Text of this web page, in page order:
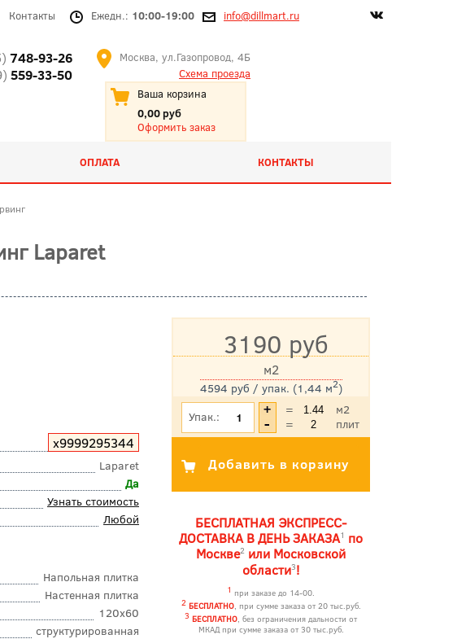
Контакты Ежедн.: 10:00-19:00 info@dillmart.ru
748-93-26
559-33-50
Москва, ул.Газопровод, 4Б
Схема проезда
Ваша корзина
0,00 руб
Оформить заказ
ОПЛАТА КОНТАКТЫ
Laparet
х9999295344
Laparet
Да
Узнать стоимость
Любой
Напольная плитка
Настенная плитка
120x60
структурированная
3190 руб
4594 руб / упак. (1,44 м2)
м2
*Цена указана с учетом НДС
Упак.: =
м2
=
плит
БЕСПЛАТНАЯ ЭКСПРЕСС-
ДОСТАВКА В ДЕНЬ ЗАКАЗА1 по
Москве2 или Московской
области3!
1 при заказе до 14-00.
2 БЕСПЛАТНО, при сумме заказа от 20 тыс.руб.
3 БЕСПЛАТНО, без ограничения дальности от
МКАД при сумме заказа от 30 тыс.руб.